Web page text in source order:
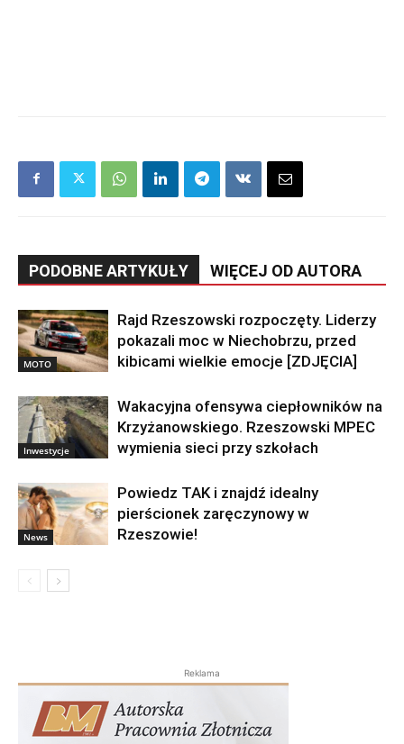
PODOBNE ARTYKUŁY WIĘCEJ OD AUTORA
MOTO
Rajd Rzeszowski rozpoczęty. Liderzy
pokazali moc w Niechobrzu, przed
kibicami wielkie emocje [ZDJĘCIA]
Inwestycje
Wakacyjna ofensywa ciepłowników na
Krzyżanowskiego. Rzeszowski MPEC
wymienia sieci przy szkołach
News
Powiedz TAK i znajdź idealny
pierścionek zaręczynowy w
Rzeszowie!
Reklama